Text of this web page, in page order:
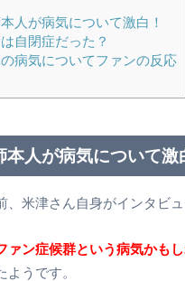
人が病気について激白！
自閉症だった？
病気についてファンの反応
本人が病気について激
、米津さん自身がインタビュ
ァン症候群という病気かも
ようです。